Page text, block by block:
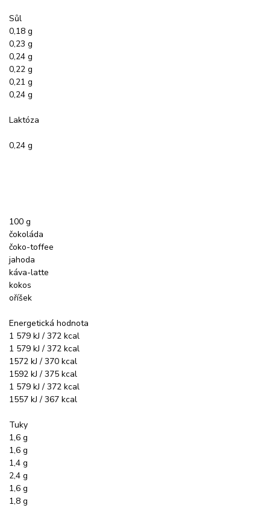
Sůl
0,18 g
0,23 g
0,24 g
0,22 g
0,21 g
0,24 g
Laktóza
0,24 g
100 g
čokoláda
čoko-toffee
jahoda
káva-latte
kokos
oříšek
Energetická hodnota
1 579 kJ / 372 kcal
1 579 kJ / 372 kcal
1572 kJ / 370 kcal
1592 kJ / 375 kcal
1 579 kJ / 372 kcal
1557 kJ / 367 kcal
Tuky
1,6 g
1,6 g
1,4 g
2,4 g
1,6 g
1,8 g